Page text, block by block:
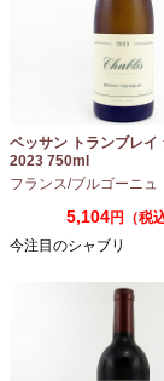
ベッサン トランブレイ
2023 750ml
フランス/ブルゴーニュ
5,104円（税
今注目のシャブリ